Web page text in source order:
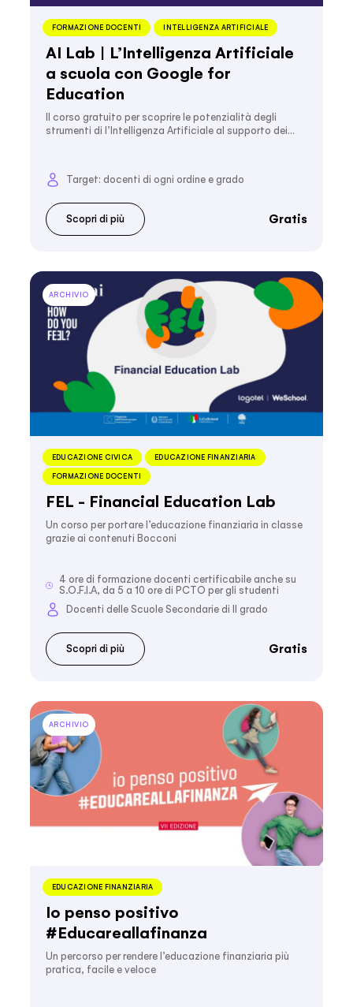
FORMAZIONE DOCENTI INTELLIGENZA ARTIFICIALE
AI Lab | L’Intelligenza Artificiale
a scuola con Google for
Education
Il corso gratuito per scoprire le potenzialità degli
strumenti di l’Intelligenza Artificiale al supporto dei…
Target: docenti di ogni ordine e grado
Scopri di più Gratis
ARCHIVIO
EDUCAZIONE CIVICA EDUCAZIONE FINANZIARIA
FORMAZIONE DOCENTI
FEL - Financial Education Lab
Un corso per portare l’educazione finanziaria in classe
grazie ai contenuti Bocconi
4 ore di formazione docenti certificabile anche su
S.O.F.I.A, da 5 a 10 ore di PCTO per gli studenti
Docenti delle Scuole Secondarie di II grado
Scopri di più Gratis
ARCHIVIO
EDUCAZIONE FINANZIARIA
Io penso positivo
#Educareallafinanza
Un percorso per rendere l’educazione finanziaria più
pratica, facile e veloce